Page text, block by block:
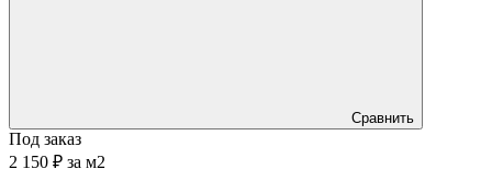
Сравнить
Под заказ
2 150 ₽ за м2